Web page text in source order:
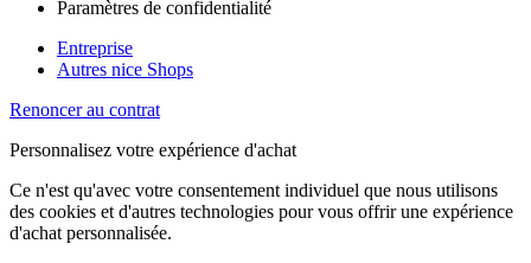
Paramètres de confidentialité
Entreprise
Autres nice Shops
Renoncer au contrat
Personnalisez votre expérience d'achat
Ce n'est qu'avec votre consentement individuel que nous utilisons
des cookies et d'autres technologies pour vous offrir une expérience
d'achat personnalisée.